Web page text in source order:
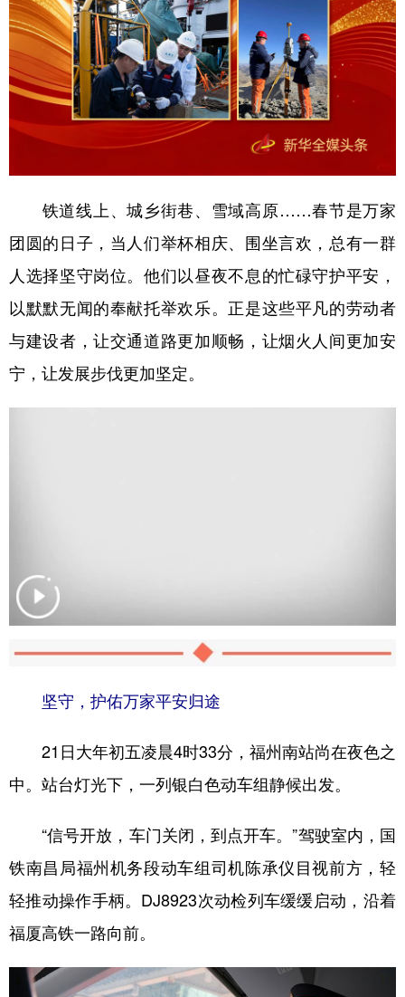
浙江 安徽 福建 江西
山东 河南 湖北 湖南
广西 海南
云南 西藏
English Español Français عربى
Русский язык
Deutsch Português
铁道线上、城乡街巷、雪域高原……春节是万家
团圆的日子，当人们举杯相庆、围坐言欢，总有一群
人选择坚守岗位。他们以昼夜不息的忙碌守护平安，
以默默无闻的奉献托举欢乐。正是这些平凡的劳动者
与建设者，让交通道路更加顺畅，让烟火人间更加安
宁，让发展步伐更加坚定。
坚守，护佑万家平安归途
21日大年初五凌晨4时33分，福州南站尚在夜色之
中。站台灯光下，一列银白色动车组静候出发。
“信号开放，车门关闭，到点开车。”驾驶室内，国
铁南昌局福州机务段动车组司机陈承仪目视前方，轻
轻推动操作手柄。DJ8923次动检列车缓缓启动，沿着
福厦高铁一路向前。